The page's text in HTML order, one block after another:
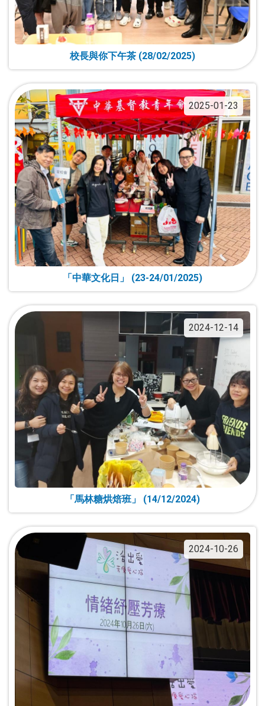
校長與你下午茶 (28/02/2025)
2025-01-23
「中華文化日」 (23-24/01/2025)
2024-12-14
「馬林糖烘焙班」 (14/12/2024)
2024-10-26